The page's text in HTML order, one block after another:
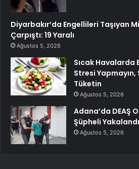
Diyarbakır’da Engellileri Taşıyan
Çarpıştı: 19 Yaralı
Ağustos 5, 2026
Sıcak Havalarda
Stresi
Tüketin
Ağustos 5, 2026
Adana’da DEAŞ
Şüpheli Yakalandı
Ağustos 5, 2026